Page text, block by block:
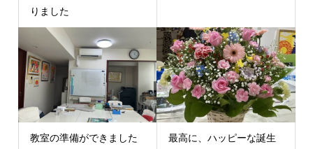
りました
教室の準備ができました
最高に、ハッピーな誕生